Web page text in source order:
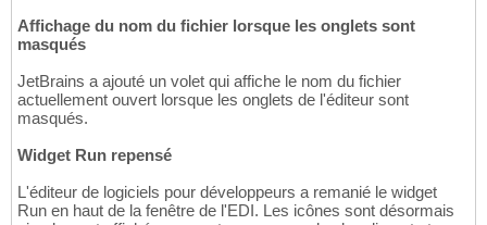
Affichage du nom du fichier lorsque les onglets sont
masqués
JetBrains a ajouté un volet qui affiche le nom du fichier
actuellement ouvert lorsque les onglets de l'éditeur sont
masqués.
Widget Run repensé
L'éditeur de logiciels pour développeurs a remanié le widget
Run en haut de la fenêtre de l'EDI. Les icônes sont désormais